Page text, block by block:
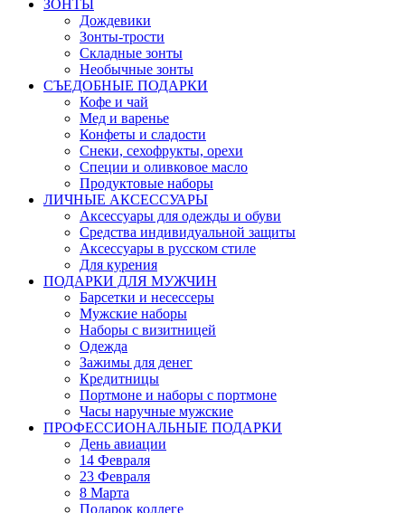
ЗОНТЫ
Дождевики
Зонты-трости
Складные зонты
Необычные зонты
СЪЕДОБНЫЕ ПОДАРКИ
Кофе и чай
Мед и варенье
Конфеты и сладости
Снеки, сехофрукты, орехи
Специи и оливковое масло
Продуктовые наборы
ЛИЧНЫЕ АКСЕССУАРЫ
Аксессуары для одежды и обуви
Средства индивидуальной защиты
Аксессуары в русском стиле
Для курения
ПОДАРКИ ДЛЯ МУЖЧИН
Барсетки и несессеры
Мужские наборы
Наборы с визитницей
Одежда
Зажимы для денег
Кредитницы
Портмоне и наборы с портмоне
Часы наручные мужские
ПРОФЕССИОНАЛЬНЫЕ ПОДАРКИ
День авиации
14 Февраля
23 Февраля
8 Марта
Подарок коллеге